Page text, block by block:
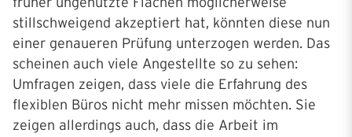
stillschweigend akzeptiert hat, könnten diese nun
einer genaueren Prüfung unterzogen werden. Das
scheinen auch viele Angestellte so zu sehen:
Umfragen zeigen, dass viele die Erfahrung des
flexiblen Büros nicht mehr missen möchten. Sie
zeigen allerdings auch, dass die Arbeit im